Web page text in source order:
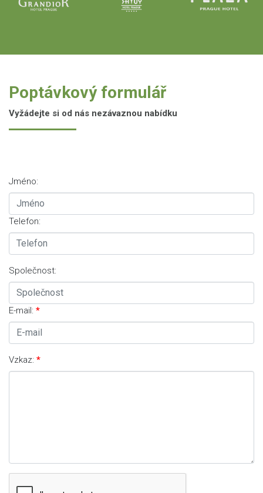
Poptávkový formulář
Vyžádejte si od nás nezávaznou nabídku
Jméno:
Telefon:
Společnost:
E-mail:
Vzkaz: